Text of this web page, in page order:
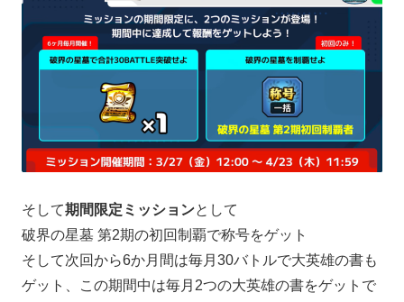
そして期間限定ミッションとして
破界の星墓 第2期の初回制覇で称号をゲット
そして次回から6か月間は毎月30バトルで大英雄の書も
ゲット、この期間中は毎月2つの大英雄の書をゲットで